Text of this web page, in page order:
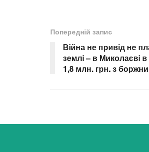
Попередній запис
Війна не привід не
землі – в Миколаєві
1,8 млн. грн. з